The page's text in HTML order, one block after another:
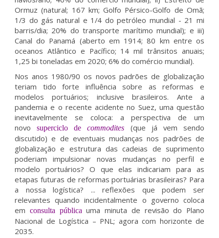
Ormuz (natural; 167 km; Golfo Pérsico-Golfo de Omã;
1/3 do gás natural e 1/4 do petróleo mundial - 21 mi
barris/dia; 20% do transporte marítimo mundial); e iii)
Canal do Panamá (aberto em 1914; 80 km entre os
oceanos Atlântico e Pacífico; 14 mil trânsitos anuais;
1,25 bi toneladas em 2020; 6% do comércio mundial).
Nos anos 1980/90 os novos padrões de globalização
teriam tido forte influência sobre as reformas e
modelos portuários; inclusive brasileiros. Ante a
pandemia e o recente acidente no Suez, uma questão
inevitavelmente se coloca: a perspectiva de um
novosuperciclo decommodites
(que já vem sendo
discutido) e de eventuais mudanças nos padrões de
globalização e estrutura das cadeias de suprimento
poderiam impulsionar novas mudanças no perfil e
modelo portuários? O que elas indicariam para as
etapas futuras de reformas portuárias brasileiras? Para
a nossa logística? ... reflexões que podem ser
relevantes quando incidentalmente o governo coloca
em consulta públicauma minuta de revisão do Plano
Nacional de Logística – PNL; agora com horizonte de
2035.